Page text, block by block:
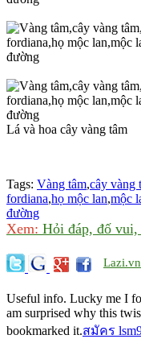
Lá và hoa cây vàng tâm
Tags: Vàng tâm,cây vàng
fordiana,họ mộc lan,mộc
đường
Xem: Hỏi đáp, đố
Lazi.vn
Useful info. Lucky me I
am surprised why this
bookmarked it.สมัคร